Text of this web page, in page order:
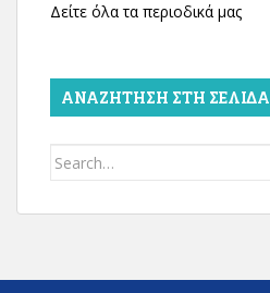
Δείτε όλα τα περιοδικά μας
ΑΝΑΖΉΤΗΣΗ ΣΤΗ ΣΕΛΊΔΑ
Search